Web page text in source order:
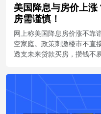
美国降息与房价上
房需谨慎！
网上称美国降息房价涨不靠
空家庭。政策刺激楼市不直
透支未来贷款买房，攒钱不